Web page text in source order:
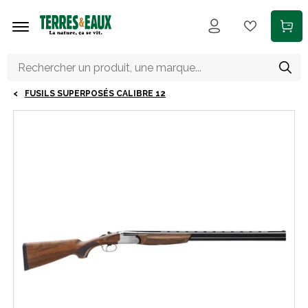
FUSILS SUPERPOSÉS CALIBRE 12